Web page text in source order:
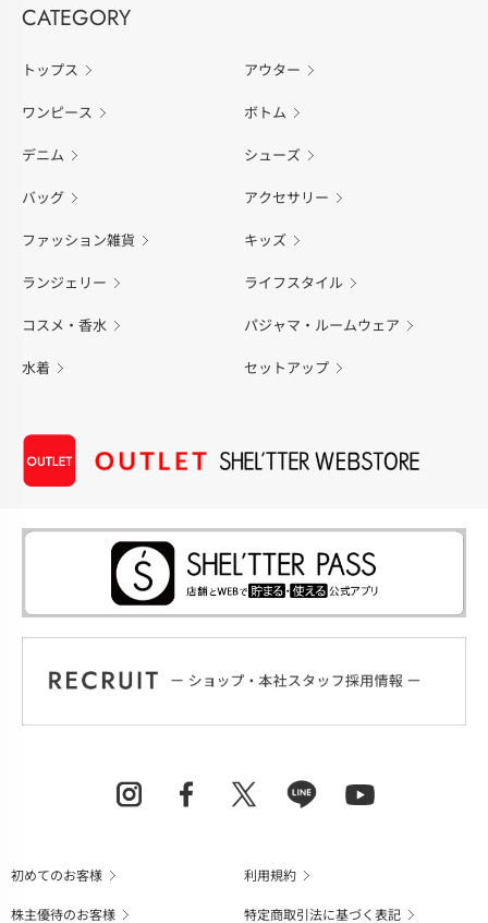
CATEGORY
トップス アウター
ワンピース ボトム
デニム シューズ
バッグ アクセサリー
ファッション雑貨 キッズ
ランジェリー ライフスタイル
コスメ・香水 パジャマ・ルームウェア
水着 セットアップ
初めてのお客様
利用規約
株主優待のお客様
特定商取引法に基づく表記